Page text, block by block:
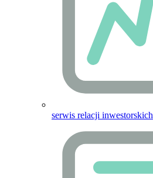
serwis relacji inwestorskich